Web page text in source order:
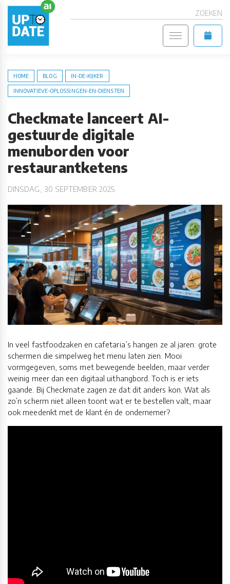
ZOEKEN
HOME BLOG IN-DE-KIJKER
INNOVATIEVE-OPLOSSINGEN-EN-DIENSTEN
Checkmate lanceert AI-
gestuurde digitale
menuborden voor
restaurantketens
DINSDAG, 30 SEPTEMBER 2025
In veel fastfoodzaken en cafetaria’s hangen ze al jaren: grote
schermen die simpelweg het menu laten zien. Mooi
vormgegeven, soms met bewegende beelden, maar verder
weinig meer dan een digitaal uithangbord. Toch is er iets
gaande. Bij Checkmate zagen ze dat dit anders kon. Wat als
zo’n scherm niet alleen toont wat er te bestellen valt, maar
ook meedenkt met de klant én de ondernemer?